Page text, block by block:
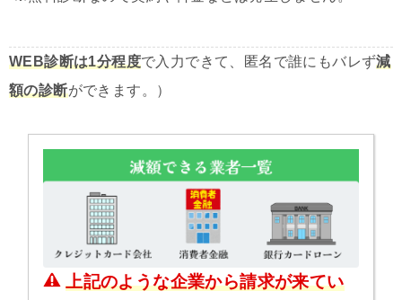
WEB診断は1分程度で入力できて、匿名で誰にもバレず減
額の診断ができます。）
上記のような企業から請求が来てい